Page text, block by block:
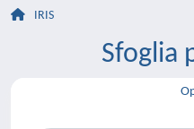
IRIS
Sfoglia